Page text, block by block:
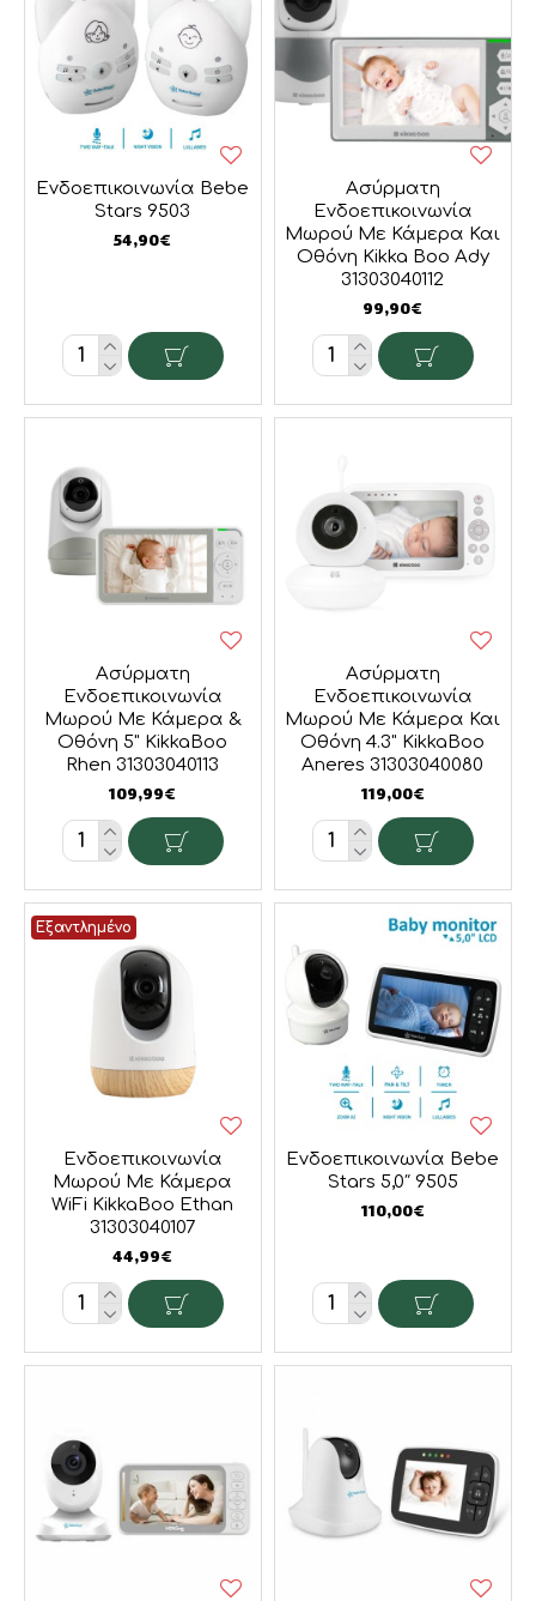
Ενδοεπικοινωνία Bebe
Stars 9503
54,90€
Ασύρματη
Ενδοεπικοινωνία
Μωρού Με Κάμερα Και
Οθόνη Kikka Boo Ady
31303040112
99,90€
Ασύρματη
Ενδοεπικοινωνία
Μωρού Με Κάμερα &
Οθόνη 5" KikkaBoo
Rhen 31303040113
109,99€
Ασύρματη
Ενδοεπικοινωνία
Μωρού Με Κάμερα Και
Οθόνη 4.3" KikkaBoo
Aneres 31303040080
119,00€
Εξαντλημένο
Ενδοεπικοινωνία
Μωρού Με Κάμερα
WiFi KikkaBoo Ethan
31303040107
44,99€
Ενδοεπικοινωνία Bebe
Stars 5,0″ 9505
110,00€